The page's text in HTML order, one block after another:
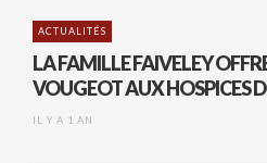
ACTUALITÉS
LA FAMILLE FAIVELEY
VOUGEOT AUX HOSPICES
IL Y A 1 AN